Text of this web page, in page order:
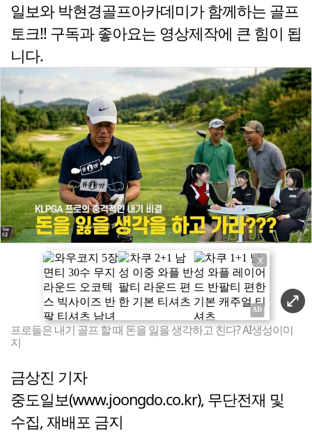
일보와 박현경골프아카데미가 함께하는 골프
토크!! 구독과 좋아요는 영상제작에 큰 힘이 됩
니다.
X
프로들은 내기 골프 할 때 돈을 잃을 생각하고 친다? AI생성이미
지
금상진 기자
중도일보(www.joongdo.co.kr), 무단전재 및
수집, 재배포 금지